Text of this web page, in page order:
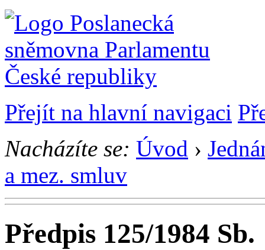
Přejít na hlavní navigaci
Nacházíte se: Úvod ›
a mez. smluv
Předpis 125/1984 Sb.